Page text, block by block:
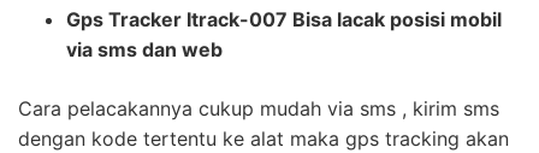
Gps Tracker Itrack-007 Bisa lacak posisi mobil
via sms dan web
Cara pelacakannya cukup mudah via sms , kirim sms
dengan kode tertentu ke alat maka gps tracking akan